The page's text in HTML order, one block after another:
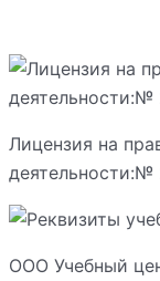
Лицензия на
деятельности:№
ООО Учебный